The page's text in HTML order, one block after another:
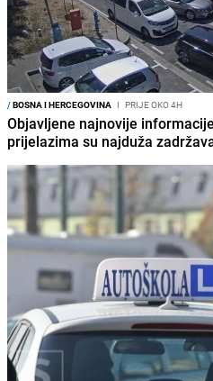
/BOSNA I HERCEGOVINA I PRIJE OKO 4H
Objavljene najnovije
prijelazima su najduža